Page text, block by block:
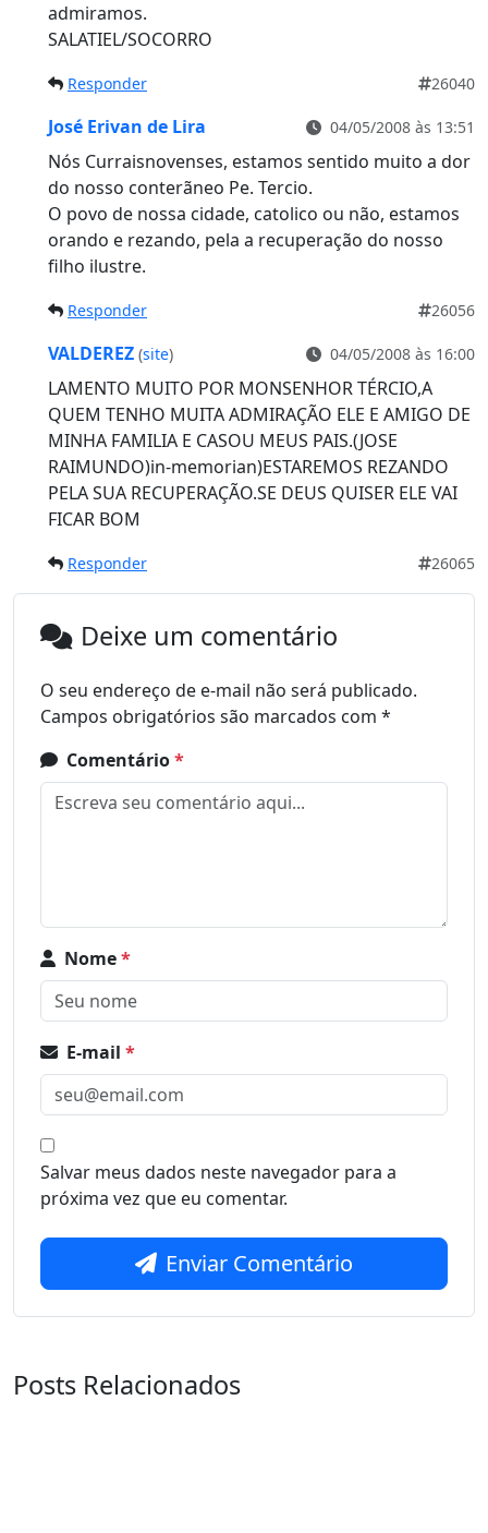
admiramos.
SALATIEL/SOCORRO
Responder 26040
José Erivan de Lira 04/05/2008 às 13:51
Nós Curraisnovenses, estamos sentido muito a dor
do nosso conterãneo Pe. Tercio.
O povo de nossa cidade, catolico ou não, estamos
orando e rezando, pela a recuperação do nosso
filho ilustre.
Responder 26056
VALDEREZ (site) 04/05/2008 às 16:00
LAMENTO MUITO POR MONSENHOR TÉRCIO,A
QUEM TENHO MUITA ADMIRAÇÃO ELE E AMIGO DE
MINHA FAMILIA E CASOU MEUS PAIS.(JOSE
RAIMUNDO)in-memorian)ESTAREMOS REZANDO
PELA SUA RECUPERAÇÃO.SE DEUS QUISER ELE VAI
FICAR BOM
Responder 26065
Deixe um comentário
O seu endereço de e-mail não será publicado.
Campos obrigatórios são marcados com *
Comentário*
Nome*
E-mail *
Salvar meus dados neste navegador para a
próxima vez que eu comentar.
Enviar Comentário
Posts Relacionados